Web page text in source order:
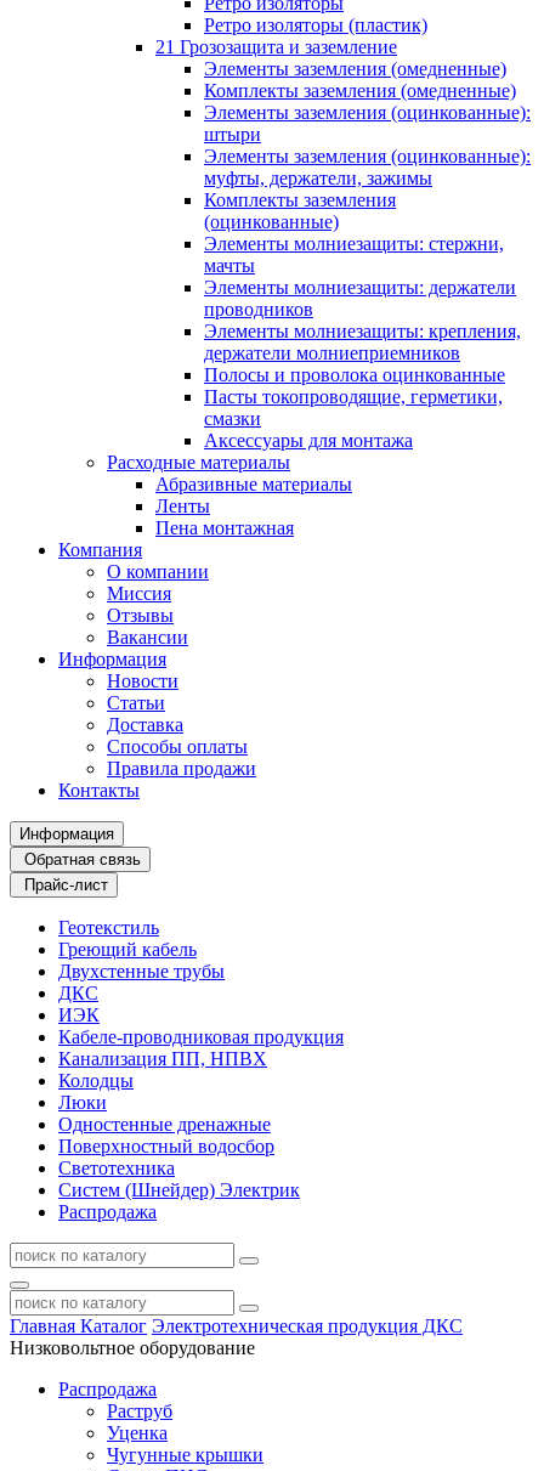
Ретро изоляторы (пластик)
21 Грозозащита и заземление
Элементы заземления (омедненные)
Комплекты заземления (омедненные)
Элементы заземления (оцинкованные):
штыри
Элементы заземления (оцинкованные):
муфты, держатели, зажимы
Комплекты заземления
(оцинкованные)
Элементы молниезащиты: стержни,
мачты
Элементы молниезащиты: держатели
проводников
Элементы молниезащиты: крепления,
держатели молниеприемников
Полосы и проволока оцинкованные
Пасты токопроводящие, герметики,
смазки
Аксессуары для монтажа
Расходные материалы
Абразивные материалы
Ленты
Пена монтажная
Компания
О компании
Миссия
Отзывы
Вакансии
Информация
Новости
Статьи
Доставка
Способы оплаты
Правила продажи
Контакты
Информация
Обратная связь
Прайс-лист
Геотекстиль
Греющий кабель
Двухстенные трубы
ДКС
ИЭК
Кабеле-проводниковая продукция
Канализация ПП, НПВХ
Колодцы
Люки
Одностенные дренажные
Поверхностный водосбор
Светотехника
Систем (Шнейдер) Электрик
Распродажа
Главная Каталог Электротехническая продукция ДКС
Низковольтное оборудование
Распродажа
Раструб
Уценка
Чугунные крышки